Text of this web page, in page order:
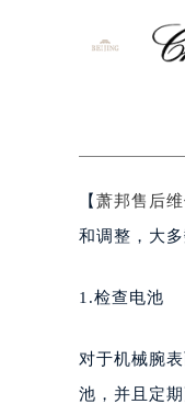
【萧邦售后
和调整，大
1.检查电池
对于机械腕
池，并且定